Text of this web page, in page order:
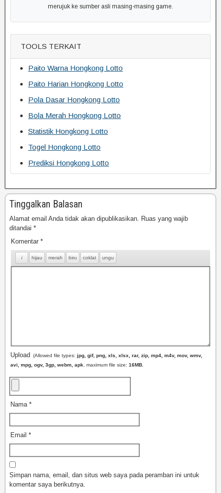
merujuk ke sumber asli masing-masing game.
TOOLS TERKAIT
Paito Warna Hongkong Lotto
Paito Harian Hongkong Lotto
Pola Dasar Hongkong Lotto
Bola Merah Hongkong Lotto
Statistik Hongkong Lotto
Togel Hongkong Lotto
Prediksi Hongkong Lotto
Tinggalkan Balasan
Alamat email Anda tidak akan dipublikasikan. Ruas yang wajib
ditandai *
Komentar *
Upload (Allowed file types: jpg, gif, png, xls, xlsx, rar, zip, mp4, m4v, mov, wmv,
avi, mpg, ogv, 3gp, webm, apk , maximum file size: 16MB.
Nama *
Email *
Simpan nama, email, dan situs web saya pada peramban ini untuk
komentar saya berikutnya.